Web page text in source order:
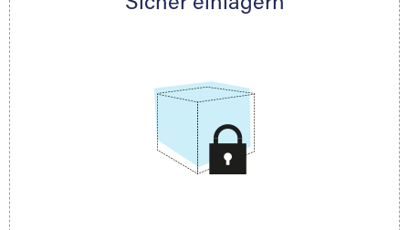
persönlich hinsichtlich Lagervolumen und zu